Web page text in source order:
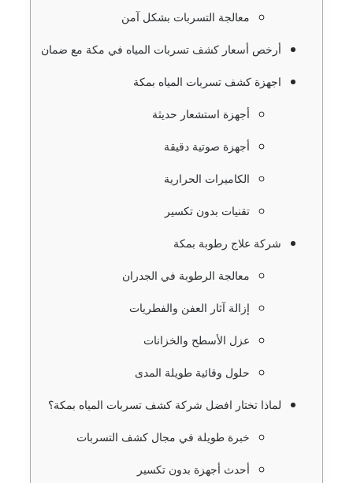
معالجة التسربات بشكل آمن
أرخص أسعار كشف تسربات المياه في مكة مع ضمان
اجهزة كشف تسربات المياه بمكة
أجهزة استشعار حديثة
أجهزة صوتية دقيقة
الكاميرات الحرارية
تقنيات بدون تكسير
شركة علاج رطوبة بمكة
معالجة الرطوبة في الجدران
إزالة آثار العفن والفطريات
عزل الأسطح والخزانات
حلول وقائية طويلة المدى
لماذا تختار افضل شركة كشف تسربات المياه بمكة؟
خبرة طويلة في مجال كشف التسربات
أحدث أجهزة بدون تكسير